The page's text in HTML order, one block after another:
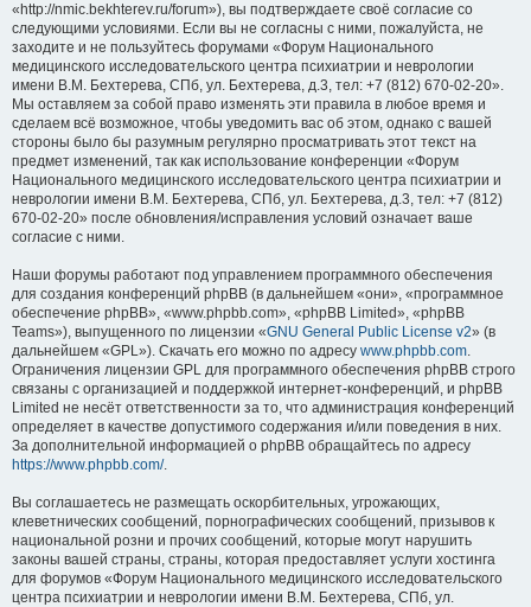
«http://nmic.bekhterev.ru/forum»), вы подтверждаете своё согласие со
следующими условиями. Если вы не согласны с ними, пожалуйста, не
заходите и не пользуйтесь форумами «Форум Национального
медицинского исследовательского центра психиатрии и неврологии
имени В.М. Бехтерева, СПб, ул. Бехтерева, д.3, тел: +7 (812) 670-02-20».
Мы оставляем за собой право изменять эти правила в любое время и
сделаем всё возможное, чтобы уведомить вас об этом, однако с вашей
стороны было бы разумным регулярно просматривать этот текст на
предмет изменений, так как использование конференции «Форум
Национального медицинского исследовательского центра психиатрии и
неврологии имени В.М. Бехтерева, СПб, ул. Бехтерева, д.3, тел: +7 (812)
670-02-20» после обновления/исправления условий означает ваше
согласие с ними.
Наши форумы работают под управлением программного обеспечения
для создания конференций phpBB (в дальнейшем «они», «программное
обеспечение phpBB», «www.phpbb.com», «phpBB Limited», «phpBB
Teams»), выпущенного по лицензии «GNU General Public License v2» (в
дальнейшем «GPL»). Скачать его можно по адресу www.phpbb.com.
Ограничения лицензии GPL для программного обеспечения phpBB строго
связаны с организацией и поддержкой интернет-конференций, и phpBB
Limited не несёт ответственности за то, что администрация конференций
определяет в качестве допустимого содержания и/или поведения в них.
За дополнительной информацией о phpBB обращайтесь по адресу
https://www.phpbb.com/.
Вы соглашаетесь не размещать оскорбительных, угрожающих,
клеветнических сообщений, порнографических сообщений, призывов к
национальной розни и прочих сообщений, которые могут нарушить
законы вашей страны, страны, которая предоставляет услуги хостинга
для форумов «Форум Национального медицинского исследовательского
центра психиатрии и неврологии имени В.М. Бехтерева, СПб, ул.